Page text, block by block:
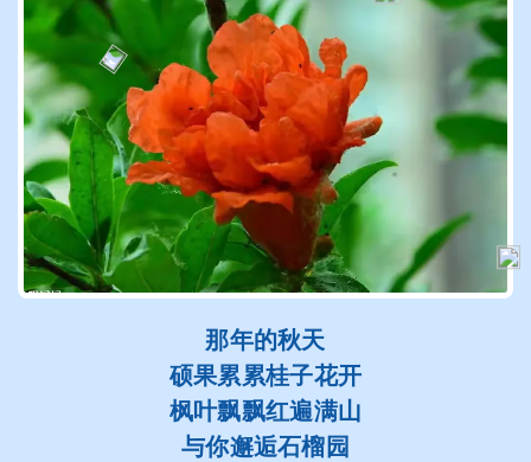
那年的秋天
硕果累累桂子花开
枫叶飘飘红遍满山
与你邂逅石榴园